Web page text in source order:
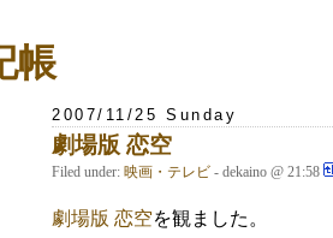
帳
2007/11/25 Sunday
劇場版 恋空
Filed under: 映画・テレビ - dekaino @ 21:58
劇場版 恋空を観ました。